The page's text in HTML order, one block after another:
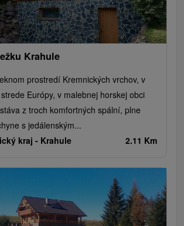
Krahule
prostredí Kremnických vrchov, v
Európy, v malebnej horskej obci
z troch komfortných spální, plne
s jedálenským...
kraj - Krahule 2.11 Km